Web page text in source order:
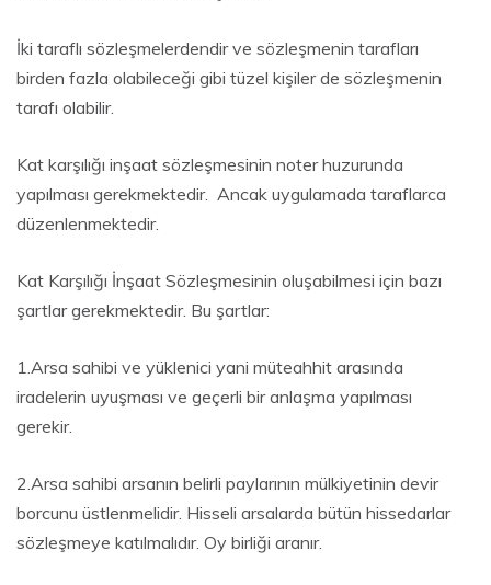
İki taraflı sözleşmelerdendir ve sözleşmenin tarafları
birden fazla olabileceği gibi tüzel kişiler de sözleşmenin
tarafı olabilir.
Kat karşılığı inşaat sözleşmesinin noter huzurunda
yapılması gerekmektedir. Ancak uygulamada taraflarca
düzenlenmektedir.
Kat Karşılığı İnşaat Sözleşmesinin oluşabilmesi için bazı
şartlar gerekmektedir. Bu şartlar:
1.Arsa sahibi ve yüklenici yani müteahhit arasında
iradelerin uyuşması ve geçerli bir anlaşma yapılması
gerekir.
2.Arsa sahibi arsanın belirli paylarının mülkiyetinin devir
borcunu üstlenmelidir. Hisseli arsalarda bütün hissedarlar
sözleşmeye katılmalıdır. Oy birliği aranır.